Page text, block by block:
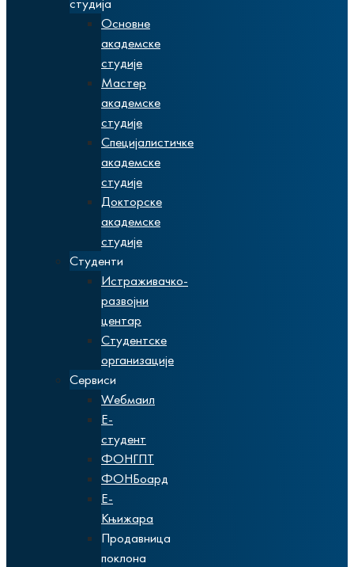
Основне
академске
студије
Мастер
академске
студије
Специјалистичке
академске
студије
Докторске
академске
студије
Студенти
Истраживачко-
развојни
центар
Студентске
организације
Сервиси
Wебмаил
Е-
студент
ФОНГПТ
ФОНБоард
Е-
Књижара
Продавница
поклона